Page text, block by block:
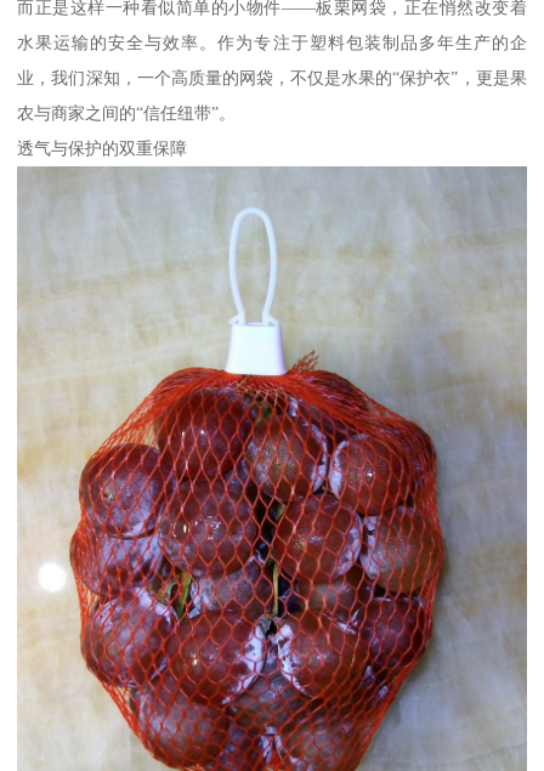
而正是这样一种看似简单的小物件——板栗网袋，正在悄然改变着
水果运输的安全与效率。作为专注于塑料包装制品多年生产的企
业，我们深知，一个高质量的网袋，不仅是水果的“保护衣”，更是果
农与商家之间的“信任纽带”。
透气与保护的双重保障